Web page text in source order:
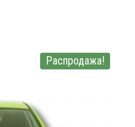
Распродажа!